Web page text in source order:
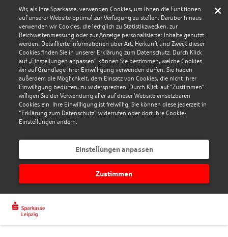
Wir, als Ihre Sparkasse, verwenden Cookies, um Ihnen die Funktionen
auf unserer Website optimal zur Verfügung zu stellen. Darüber hinaus
verwenden wir Cookies, die lediglich zu Statistikzwecken, zur
Reichweitenmessung oder zur Anzeige personalisierter Inhalte genutzt
werden. Detaillierte Informationen über Art, Herkunft und Zweck dieser
Cookies finden Sie in unserer Erklärung zum Datenschutz. Durch Klick
auf „Einstellungen anpassen“ können Sie bestimmen, welche Cookies
wir auf Grundlage Ihrer Einwilligung verwenden dürfen. Sie haben
außerdem die Möglichkeit, dem Einsatz von Cookies, die nicht Ihrer
Einwilligung bedürfen, zu widersprechen. Durch Klick auf “Zustimmen“
willigen Sie der Verwendung aller auf dieser Website einsetzbaren
Cookies ein. Ihre Einwilligung ist freiwillig. Sie können diese jederzeit in
"Erklärung zum Datenschutz" widerrufen oder dort Ihre Cookie-
Einstellungen ändern.
Einstellungen anpassen
Zustimmen